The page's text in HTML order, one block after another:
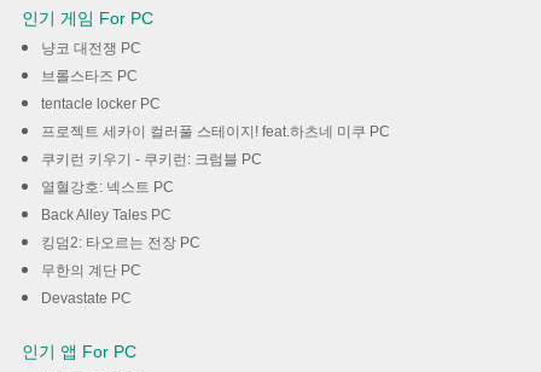
인기 게임 For PC
냥코 대전쟁 PC
브롤스타즈 PC
tentacle locker PC
프로젝트 세카이 컬러풀 스테이지! feat.하츠네 미쿠 PC
쿠키런 키우기 - 쿠키런: 크럼블 PC
열혈강호: 넥스트 PC
Back Alley Tales PC
킹덤2: 타오르는 전장 PC
무한의 계단 PC
Devastate PC
인기 앱 For PC